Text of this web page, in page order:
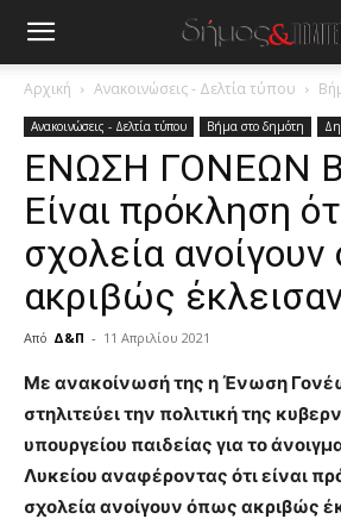
Αρχική Ανακοινώσεις - Δελτία τύπου
Ανακοινώσεις - Δελτία τύπου Βήμα στο δημότη
ΕΝΩΣΗ ΓΟΝΕΩΝ
Είναι πρόκληση
σχολεία
ακριβώς
Από Δ&Π - 11 Απριλίου 2021
blonde
lesbians
very
hot
cam
show.desi
Με ανακοίνωσή της η Ένωση
στηλιτεύει την πολιτική της
υπουργείου παιδείας για το
Λυκείου αναφέροντας ότι είναι
σχολεία ανοίγουν όπως ακριβώς